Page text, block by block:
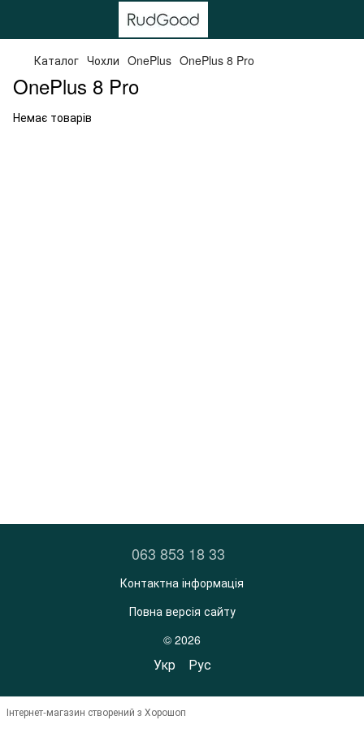
Каталог Чохли OnePlus OnePlus 8 Pro
OnePlus 8 Pro
Немає товарів
063 853 18 33
Контактна інформація
Повна версія сайту
© 2026
Укр Рус
Інтернет-магазин створений з Хорошоп